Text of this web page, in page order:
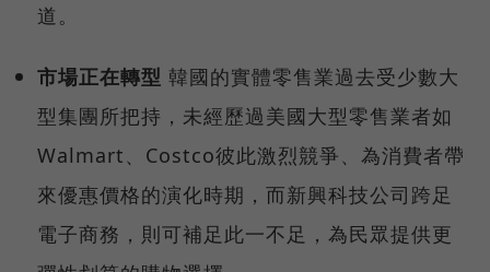
道。
市場正在轉型 韓國的實體零售業過去受少數大
型集團所把持，未經歷過美國大型零售業者如
Walmart、Costco彼此激烈競爭、為消費者帶
來優惠價格的演化時期，而新興科技公司跨足
電子商務，則可補足此一不足，為民眾提供更